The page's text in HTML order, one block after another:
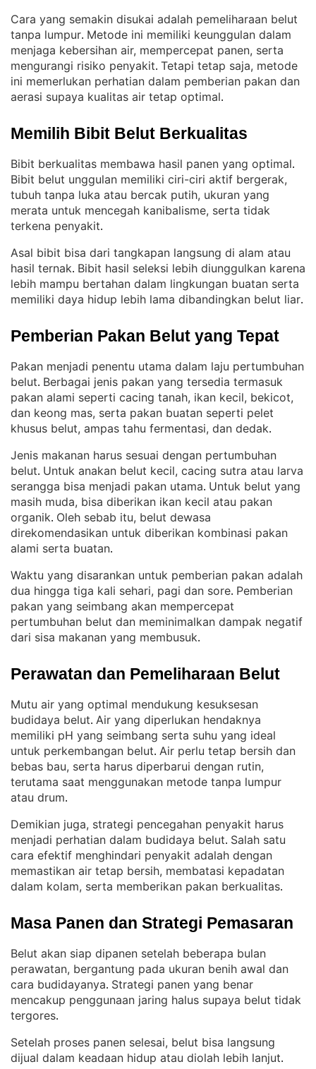
Cara yang semakin disukai adalah pemeliharaan belut
tanpa lumpur. Metode ini memiliki keunggulan dalam
menjaga kebersihan air, mempercepat panen, serta
mengurangi risiko penyakit. Tetapi tetap saja, metode
ini memerlukan perhatian dalam pemberian pakan dan
aerasi supaya kualitas air tetap optimal.
Memilih Bibit Belut Berkualitas
Bibit berkualitas membawa hasil panen yang optimal
Bibit belut unggulan memiliki ciri-ciri aktif bergerak,
tubuh tanpa luka atau bercak putih, ukuran yang
merata untuk mencegah kanibalisme, serta tidak
terkena penyakit.
Asal bibit bisa dari tangkapan langsung di alam atau
hasil ternak. Bibit hasil seleksi lebih diunggulkan karena
lebih mampu bertahan dalam lingkungan buatan serta
memiliki daya hidup lebih lama dibandingkan belut liar.
Pemberian Pakan Belut yang Tepat
Pakan menjadi penentu utama dalam laju pertumbuhan
belut. Berbagai jenis pakan yang tersedia termasuk
pakan alami seperti cacing tanah, ikan kecil, bekicot,
dan keong mas, serta pakan buatan seperti pelet
khusus belut, ampas tahu fermentasi, dan dedak.
Jenis makanan harus sesuai dengan pertumbuhan
belut. Untuk anakan belut kecil, cacing sutra atau larva
serangga bisa menjadi pakan utama. Untuk belut yang
masih muda, bisa diberikan ikan kecil atau pakan
organik. Oleh sebab itu, belut dewasa
direkomendasikan untuk diberikan kombinasi pakan
alami serta buatan.
Waktu yang disarankan untuk pemberian pakan adalah
dua hingga tiga kali sehari, pagi dan sore. Pemberian
pakan yang seimbang akan mempercepat
pertumbuhan belut dan meminimalkan dampak negatif
dari sisa makanan yang membusuk.
Perawatan dan Pemeliharaan Belut
Mutu air yang optimal mendukung kesuksesan
budidaya belut. Air yang diperlukan hendaknya
memiliki pH yang seimbang serta suhu yang ideal
untuk perkembangan belut. Air perlu tetap bersih dan
bebas bau, serta harus diperbarui dengan rutin,
terutama saat menggunakan metode tanpa lumpur
atau drum.
Demikian juga, strategi pencegahan penyakit harus
menjadi perhatian dalam budidaya belut. Salah satu
cara efektif menghindari penyakit adalah dengan
memastikan air tetap bersih, membatasi kepadatan
dalam kolam, serta memberikan pakan berkualitas.
Masa Panen dan Strategi Pemasaran
Belut akan siap dipanen setelah beberapa bulan
perawatan, bergantung pada ukuran benih awal dan
cara budidayanya. Strategi panen yang benar
mencakup penggunaan jaring halus supaya belut tidak
tergores.
Setelah proses panen selesai, belut bisa langsung
dijual dalam keadaan hidup atau diolah lebih lanjut